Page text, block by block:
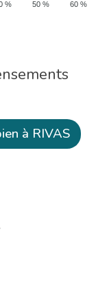
60 %
50 %
%
à RIVAS